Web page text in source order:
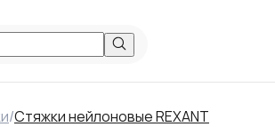
/Cтяжки нейлоновые REXANT